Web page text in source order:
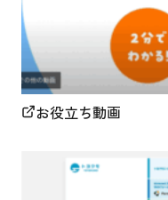
お役立ち動画